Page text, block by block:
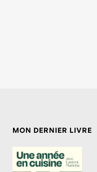
MON DERNIER LIVRE